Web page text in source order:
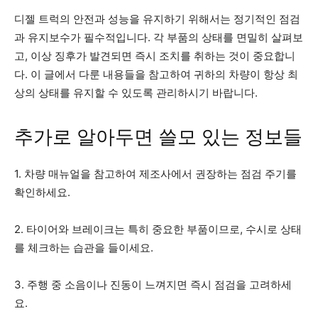
디젤 트럭의 안전과 성능을 유지하기 위해서는 정기적인 점검
과 유지보수가 필수적입니다. 각 부품의 상태를 면밀히 살펴보
고, 이상 징후가 발견되면 즉시 조치를 취하는 것이 중요합니
다. 이 글에서 다룬 내용들을 참고하여 귀하의 차량이 항상 최
상의 상태를 유지할 수 있도록 관리하시기 바랍니다.
추가로 알아두면 쓸모 있는 정보들
1. 차량 매뉴얼을 참고하여 제조사에서 권장하는 점검 주기를
확인하세요.
2. 타이어와 브레이크는 특히 중요한 부품이므로, 수시로 상태
를 체크하는 습관을 들이세요.
3. 주행 중 소음이나 진동이 느껴지면 즉시 점검을 고려하세
요.